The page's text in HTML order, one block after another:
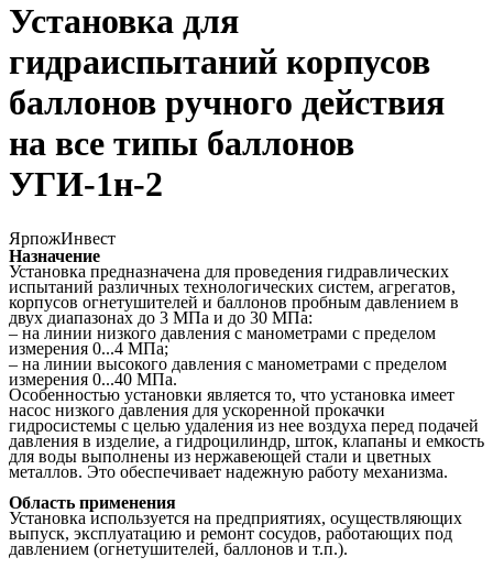
Установка для
гидраиспытаний корпусов
баллонов ручного действия
на все типы баллонов
УГИ-1н-2
ЯрпожИнвест
Назначение
Установка предназначена для проведения гидравлических
испытаний различных технологических систем, агрегатов,
корпусов огнетушителей и баллонов пробным давлением в
двух диапазонах до 3 МПа и до 30 МПа:
– на линии низкого давления с манометрами с пределом
измерения 0...4 МПа;
– на линии высокого давления с манометрами с пределом
измерения 0...40 МПа.
Особенностью установки является то, что установка имеет
насос низкого давления для ускоренной прокачки
гидросистемы с целью удаления из нее воздуха перед подачей
давления в изделие, а гидроцилиндр, шток, клапаны и емкость
для воды выполнены из нержавеющей стали и цветных
металлов. Это обеспечивает надежную работу механизма.
Область применения
Установка используется на предприятиях, осуществляющих
выпуск, эксплуатацию и ремонт сосудов, работающих под
давлением (огнетушителей, баллонов и т.п.).